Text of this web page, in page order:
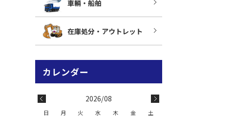
車輛・船舶
在庫処分・アウトレット
2026/08
日 月 火 水 木 金 土